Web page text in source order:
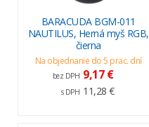
BARACUDA BGM-011
NAUTILUS, Herná myš RGB,
čierna
Na objednanie do 5 prac. dní
bez DPH 9,17 €
s DPH 11,28 €